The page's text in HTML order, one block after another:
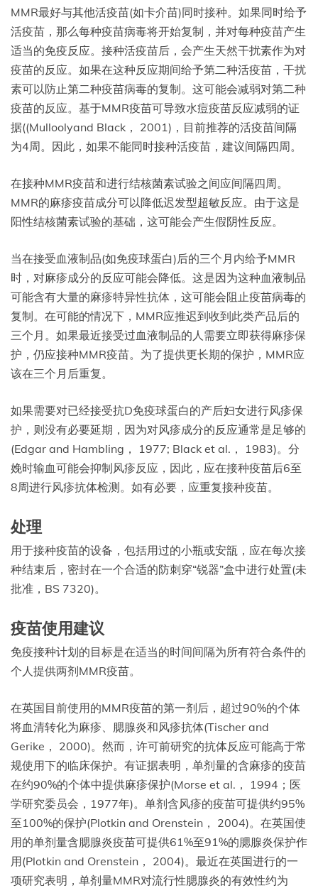
MMR最好与其他活疫苗(如卡介苗)同时接种。如果同时给予
活疫苗，那么每种疫苗病毒将开始复制，并对每种疫苗产生
适当的免疫反应。接种活疫苗后，会产生天然干扰素作为对
疫苗的反应。如果在这种反应期间给予第二种活疫苗，干扰
素可以防止第二种疫苗病毒的复制。这可能会减弱对第二种
疫苗的反应。基于MMR疫苗可导致水痘疫苗反应减弱的证
据((Mulloolyand Black， 2001)，目前推荐的活疫苗间隔
为4周。因此，如果不能同时接种活疫苗，建议间隔四周。
在接种MMR疫苗和进行结核菌素试验之间应间隔四周。
MMR的麻疹疫苗成分可以降低迟发型超敏反应。由于这是
阳性结核菌素试验的基础，这可能会产生假阴性反应。
当在接受血液制品(如免疫球蛋白)后的三个月内给予MMR
时，对麻疹成分的反应可能会降低。这是因为这种血液制品
可能含有大量的麻疹特异性抗体，这可能会阻止疫苗病毒的
复制。在可能的情况下，MMR应推迟到收到此类产品后的
三个月。如果最近接受过血液制品的人需要立即获得麻疹保
护，仍应接种MMR疫苗。为了提供更长期的保护，MMR应
该在三个月后重复。
如果需要对已经接受抗D免疫球蛋白的产后妇女进行风疹保
护，则没有必要延期，因为对风疹成分的反应通常是足够的
(Edgar and Hambling， 1977; Black et al.， 1983)。分
娩时输血可能会抑制风疹反应，因此，应在接种疫苗后6至
8周进行风疹抗体检测。如有必要，应重复接种疫苗。
处理
用于接种疫苗的设备，包括用过的小瓶或安瓿，应在每次接
种结束后，密封在一个合适的防刺穿“锐器”盒中进行处置(未
批准，BS 7320)。
疫苗使用建议
免疫接种计划的目标是在适当的时间间隔为所有符合条件的
个人提供两剂MMR疫苗。
在英国目前使用的MMR疫苗的第一剂后，超过90%的个体
将血清转化为麻疹、腮腺炎和风疹抗体(Tischer and
Gerike， 2000)。然而，许可前研究的抗体反应可能高于常
规使用下的临床保护。有证据表明，单剂量的含麻疹的疫苗
在约90%的个体中提供麻疹保护(Morse et al.， 1994；医
学研究委员会，1977年)。单剂含风疹的疫苗可提供约95%
至100%的保护(Plotkin and Orenstein， 2004)。在英国使
用的单剂量含腮腺炎疫苗可提供61%至91%的腮腺炎保护作
用(Plotkin and Orenstein， 2004)。最近在英国进行的一
项研究表明，单剂量MMR对流行性腮腺炎的有效性约为